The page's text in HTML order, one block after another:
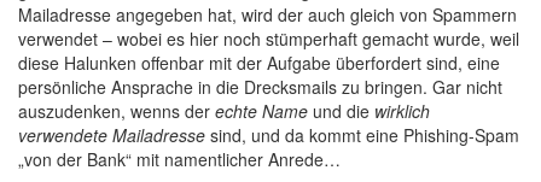
Mailadresse angegeben hat, wird der auch gleich von Spammern
verwendet – wobei es hier noch stümperhaft gemacht wurde, weil
diese Halunken offenbar mit der Aufgabe überfordert sind, eine
persönliche Ansprache in die Drecksmails zu bringen. Gar nicht
auszudenken, wenns der echte Name und die wirklich
verwendete Mailadresse sind, und da kommt eine Phishing-Spam
„von der Bank“ mit namentlicher Anrede…